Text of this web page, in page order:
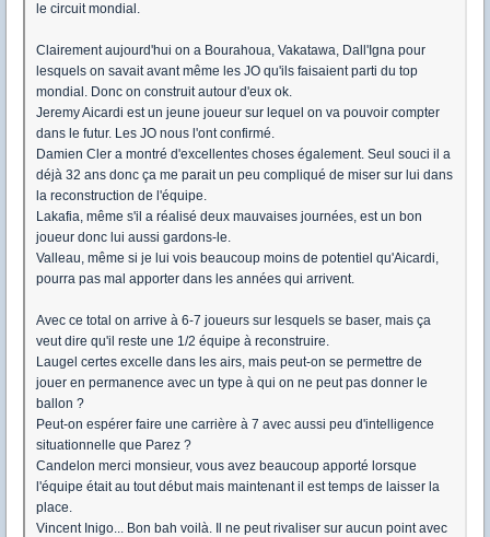
le circuit mondial.
Clairement aujourd'hui on a Bourahoua, Vakatawa, Dall'Igna pour
lesquels on savait avant même les JO qu'ils faisaient parti du top
mondial. Donc on construit autour d'eux ok.
Jeremy Aicardi est un jeune joueur sur lequel on va pouvoir compter
dans le futur. Les JO nous l'ont confirmé.
Damien Cler a montré d'excellentes choses également. Seul souci il a
déjà 32 ans donc ça me parait un peu compliqué de miser sur lui dans
la reconstruction de l'équipe.
Lakafia, même s'il a réalisé deux mauvaises journées, est un bon
joueur donc lui aussi gardons-le.
Valleau, même si je lui vois beaucoup moins de potentiel qu'Aicardi,
pourra pas mal apporter dans les années qui arrivent.
Avec ce total on arrive à 6-7 joueurs sur lesquels se baser, mais ça
veut dire qu'il reste une 1/2 équipe à reconstruire.
Laugel certes excelle dans les airs, mais peut-on se permettre de
jouer en permanence avec un type à qui on ne peut pas donner le
ballon ?
Peut-on espérer faire une carrière à 7 avec aussi peu d'intelligence
situationnelle que Parez ?
Candelon merci monsieur, vous avez beaucoup apporté lorsque
l'équipe était au tout début mais maintenant il est temps de laisser la
place.
Vincent Inigo... Bon bah voilà. Il ne peut rivaliser sur aucun point avec